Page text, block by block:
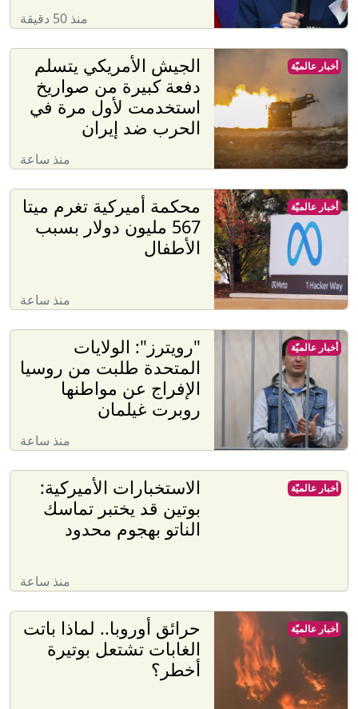
منذ 50 دقيقة
الجيش الأمريكي يتسلم
دفعة كبيرة من صواريخ
استخدمت لأول مرة في
الحرب ضد إيران
منذ ساعة
أخبار عالميّة
محكمة أميركية تغرم ميتا
567 مليون دولار بسبب
الأطفال
منذ ساعة
أخبار عالميّة
"رويترز": الولايات
المتحدة طلبت من روسيا
الإفراج عن مواطنها
روبرت غيلمان
منذ ساعة
أخبار عالميّة
الاستخبارات الأميركية:
بوتين قد يختبر تماسك
الناتو بهجوم محدود
منذ ساعة
أخبار عالميّة
حرائق أوروبا.. لماذا باتت
الغابات تشتعل بوتيرة
أخطر؟
أخبار عالميّة